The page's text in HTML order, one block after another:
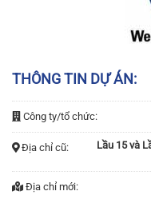
THÔNG TIN DỰ ÁN:
Công ty/tổ chức:
Địa chỉ cũ:
Lầu 15 và
Địa chỉ mới: